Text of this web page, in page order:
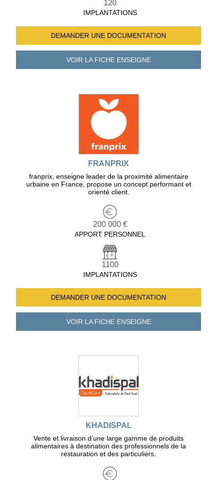
120
IMPLANTATIONS
DEMANDER UNE DOCUMENTATION
VOIR LA FICHEENSEIGNE
FRANPRIX
franprix, enseigne leader de la proximité alimentaire
urbaine en France, propose un concept performant et
orienté client.
200 000 €
APPORT PERSONNEL
1100
IMPLANTATIONS
DEMANDER UNE DOCUMENTATION
VOIR LA FICHEENSEIGNE
KHADISPAL
Vente et livraison d’une large gamme de produits
alimentaires à destination des professionnels de la
restauration et des particuliers.